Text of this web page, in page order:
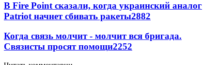
В Fire Point сказали, когда украинский аналог
Patriot начнет сбивать ракеты2882
Когда связь молчит - молчит вся бригада.
Связисты просят помощи2252